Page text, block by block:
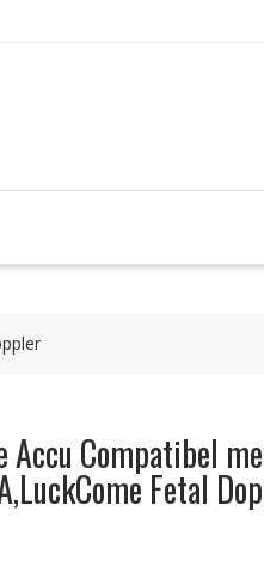
Accu Compatibel
Fetal